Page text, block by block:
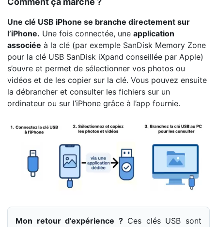
Une clé USB iPhone se branche directement sur
l’iPhone. Une fois connectée, une application
associée à la clé (par exemple SanDisk Memory Zone
pour la clé USB SanDisk iXpand conseillée par Apple)
s’ouvre et permet de sélectionner vos photos ou
vidéos et de les copier sur la clé. Vous pouvez ensuite
la débrancher et consulter les fichiers sur un
ordinateur ou sur l’iPhone grâce à l’app fournie.
Mon retour d’expérience ?Ces clés USB sont